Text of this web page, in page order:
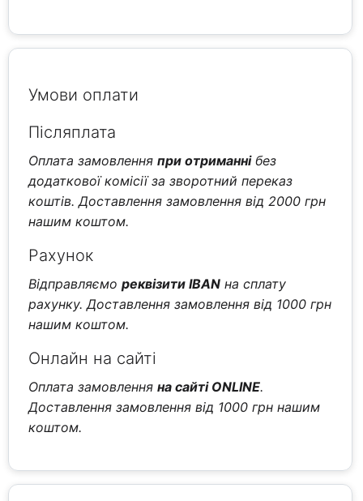
Умови оплати
Післяплата
Оплата замовленняпри отриманнібез
додаткової комісії за зворотний переказ
коштів. Доставлення замовлення від 2000 грн
нашим коштом.
Рахунок
Відправляємореквізити IBAN на сплату
рахунку. Доставлення замовлення від 1000 грн
нашим коштом.
Онлайн на сайті
Оплата замовленняна сайті ONLINE.
Доставлення замовлення від 1000 грн нашим
коштом.